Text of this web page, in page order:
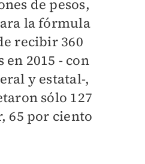
de pesos,
la fórmula
recibir 360
2015 - con
y estatal-,
sólo 127
65 por ciento